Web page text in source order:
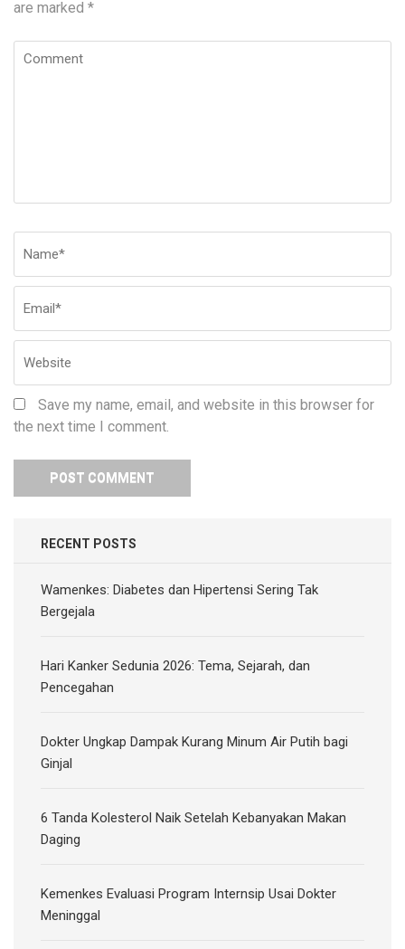
are marked *
Comment
Save my name, email, and website in this browser for
the next time I comment.
RECENT POSTS
Wamenkes: Diabetes dan Hipertensi Sering Tak
Bergejala
Hari Kanker Sedunia 2026: Tema, Sejarah, dan
Pencegahan
Dokter Ungkap Dampak Kurang Minum Air Putih bagi
Ginjal
6 Tanda Kolesterol Naik Setelah Kebanyakan Makan
Daging
Kemenkes Evaluasi Program Internsip Usai Dokter
Meninggal